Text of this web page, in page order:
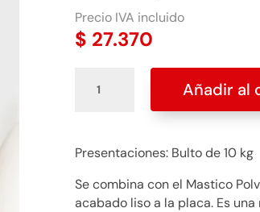
Precio IVA incluido
$ 27.370
polvo
Añadir al
Presentaciones: Bulto de 10 kg
Se combina con el Mastico
acabado liso a la placa. Es